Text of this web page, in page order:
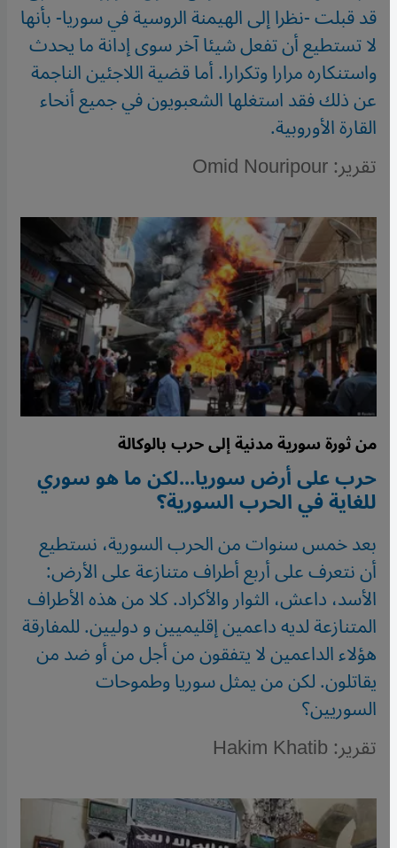
قد قبلت -نظرا إلى الهيمنة الروسية في سوريا- بأنها
لا تستطيع أن تفعل شيئا آخر سوى إدانة ما يحدث
واستنكاره مرارا وتكرارا. أما قضية اللاجئين الناجمة
عن ذلك فقد استغلها الشعبويون في جميع أنحاء
القارة الأوروبية.
تقرير: Omid Nouripour
من ثورة سورية مدنية إلى حرب بالوكالة
حرب على أرض سوريا...لكن ما هو سوري
للغاية في الحرب السورية؟
بعد خمس سنوات من الحرب السورية، نستطيع
أن نتعرف على أربع أطراف متنازعة على الأرض:
الأسد، داعش، الثوار والأكراد. كلا من هذه الأطراف
المتنازعة لديه داعمين إقليميين و دوليين. للمفارقة
هؤلاء الداعمين لا يتفقون من أجل من أو ضد من
يقاتلون. لكن من يمثل سوريا وطموحات
السوريين؟
تقرير: Hakim Khatib